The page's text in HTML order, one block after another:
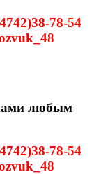
78-54
любым
78-54